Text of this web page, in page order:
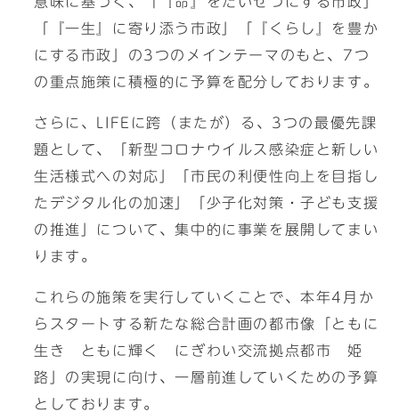
「『一生』に寄り添う市政」「『くらし』を豊か
にする市政」の3つのメインテーマのもと、7つ
の重点施策に積極的に予算を配分しております。
さらに、LIFEに跨（またが）る、3つの最優先課
題として、「新型コロナウイルス感染症と新しい
生活様式への対応」「市民の利便性向上を目指し
たデジタル化の加速」「少子化対策・子ども支援
の推進」について、集中的に事業を展開してまい
ります。
これらの施策を実行していくことで、本年4月か
らスタートする新たな総合計画の都市像「ともに
生き ともに輝く にぎわい交流拠点都市 姫
路」の実現に向け、一層前進していくための予算
としております。